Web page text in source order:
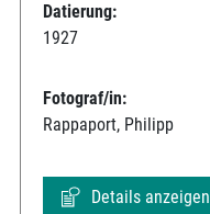
Datierung:
1927
Fotograf/in:
Rappaport, Philipp
Details anzeigen